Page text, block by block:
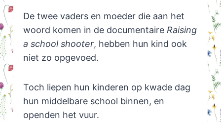
De twee vaders en moeder die aan het
woord komen in de documentaire Raising
a school shooter, hebben hun kind ook
niet zo opgevoed.
Toch liepen hun kinderen op kwade dag
hun middelbare school binnen, en
openden het vuur.